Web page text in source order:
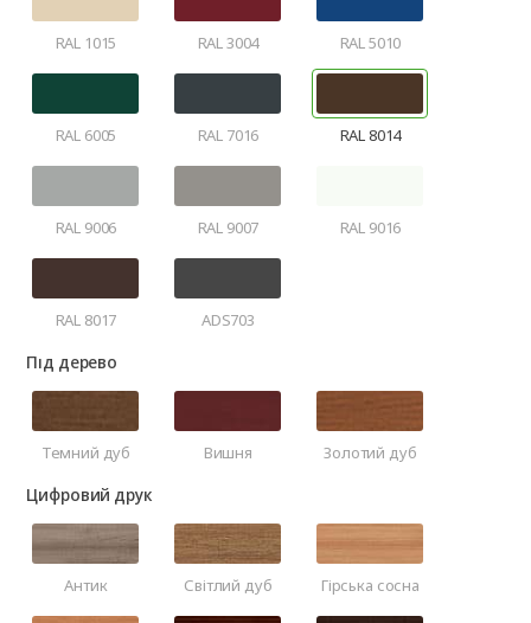
RAL 1015 RAL 3004 RAL 5010
RAL 6005 RAL 7016 RAL 8014
RAL 9006 RAL 9007 RAL 9016
RAL 8017 ADS703
Під дерево
Темний дуб Вишня Золотий дуб
Цифровий друк
Антик Світлий дуб Гірська сосна